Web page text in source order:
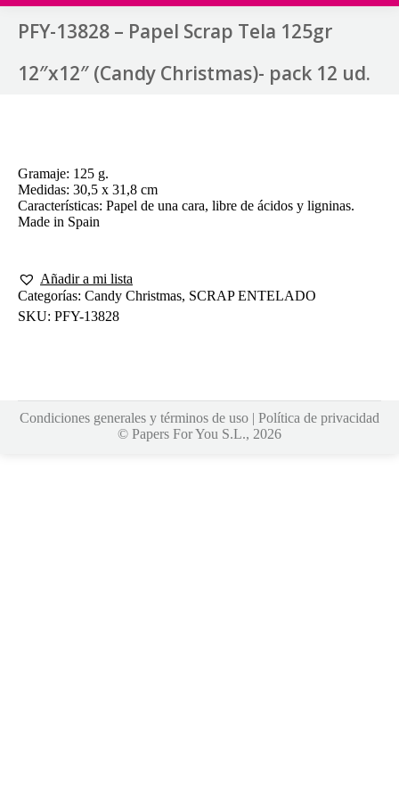
PFY-13828 – Papel Scrap Tela 125gr
12″x12″ (Candy Christmas)- pack 12 ud.
Gramaje: 125 g.
Medidas: 30,5 x 31,8 cm
Características: Papel de una cara, libre de ácidos y ligninas.
Made in Spain
Añadir a mi lista
Categorías: Candy Christmas, SCRAP ENTELADO
SKU: PFY-13828
Condiciones generales y términos de uso | Política de privacidad
© Papers For You S.L., 2026